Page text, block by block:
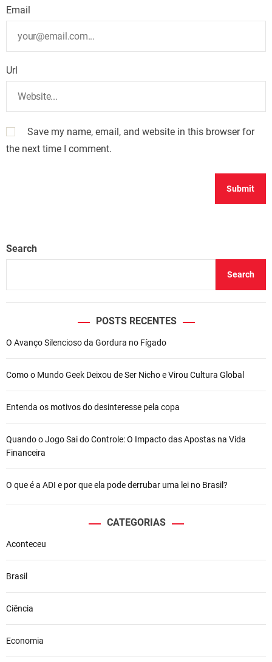
Email
Url
Save my name, email, and website in this browser for
the next time I comment.
Search
Search
POSTS RECENTES
O Avanço Silencioso da Gordura no Fígado
Como o Mundo Geek Deixou de Ser Nicho e Virou Cultura Global
Entenda os motivos do desinteresse pela copa
Quando o Jogo Sai do Controle: O Impacto das Apostas na Vida
Financeira
O que é a ADI e por que ela pode derrubar uma lei no Brasil?
CATEGORIAS
Aconteceu
Brasil
Ciência
Economia